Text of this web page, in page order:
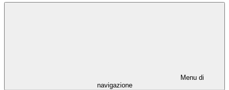
Menu di
navigazione